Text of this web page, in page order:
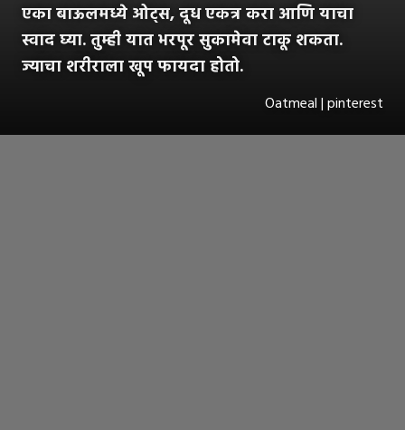
एका बाऊलमध्ये ओट्स, दूध एकत्र करा आणि याचा
स्वाद घ्या. तुम्ही यात भरपूर सुकामेवा टाकू शकता.
ज्याचा शरीराला खूप फायदा होतो.
Oatmeal | pinterest